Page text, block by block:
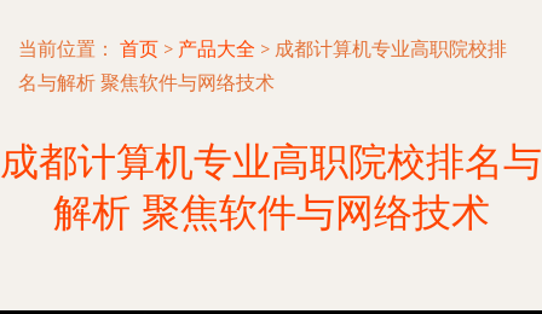
当前位置： 首页 > 产品大全 > 成都计算机专业高职院校排
名与解析 聚焦软件与网络技术
成都计算机专业高职院校排名与
解析 聚焦软件与网络技术